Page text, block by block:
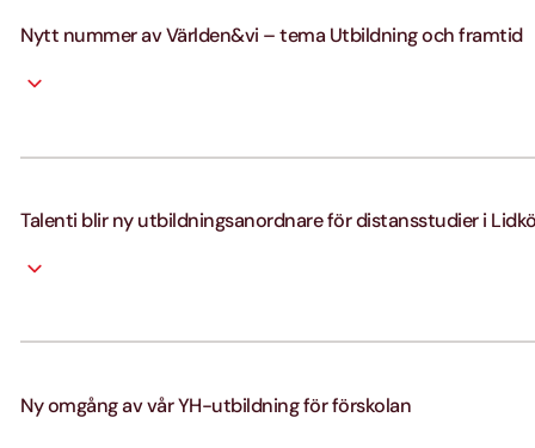
Nytt nummer av Världen&vi – tema Utbildning och framtid
Talenti blir ny utbildningsanordnare för distansstudier i
Ny omgång av vår YH-utbildning för förskolan